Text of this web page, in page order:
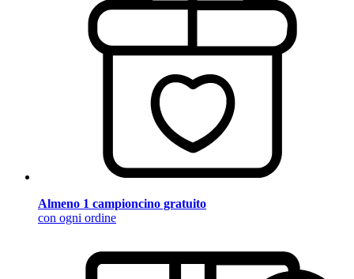
Almeno 1 campioncino gratuito
con ogni ordine